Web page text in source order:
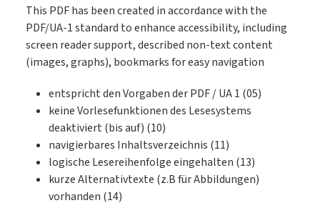
This PDF has been created in accordance with the
PDF/UA-1 standard to enhance accessibility, including
screen reader support, described non-text content
(images, graphs), bookmarks for easy navigation
entspricht den Vorgaben der PDF / UA 1 (05)
keine Vorlesefunktionen des Lesesystems
deaktiviert (bis auf) (10)
navigierbares Inhaltsverzeichnis (11)
logische Lesereihenfolge eingehalten (13)
kurze Alternativtexte (z.B für Abbildungen)
vorhanden (14)